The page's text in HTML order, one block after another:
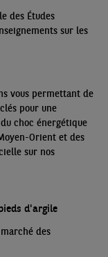
des Études
sur les
vous permettant de
pour une
choc énergétique
Orient et des
sur nos
d'argile
des